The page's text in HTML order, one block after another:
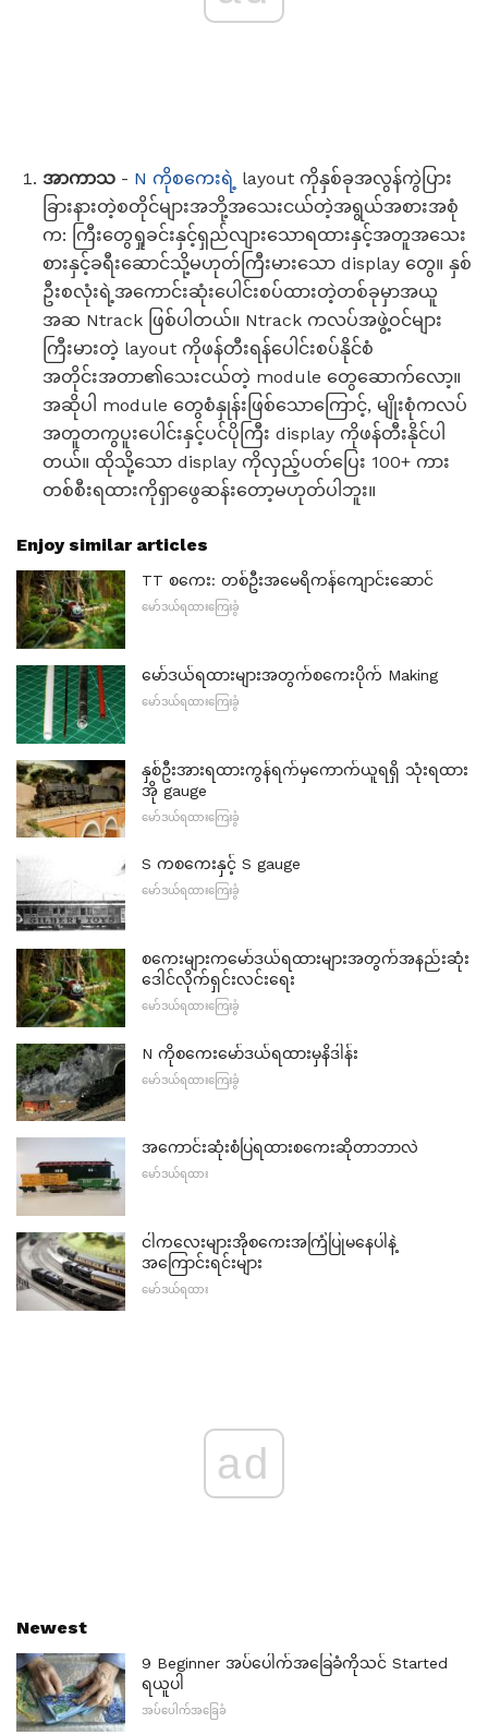
အာကာသ - N ကိုစကေးရဲ့ layout ကိုနှစ်ခုအလွန်ကွဲပြား
ခြားနားတဲ့စတိုင်များအဘို့အသေးငယ်တဲ့အရွယ်အစားအစုံ
က: ကြီးတွေရှုခင်းနှင့်ရှည်လျားသောရထားနှင့်အတူအသေး
စားနှင့်ခရီးဆောင်သို့မဟုတ်ကြီးမားသော display တွေ။ နှစ်
ဦးစလုံးရဲ့အကောင်းဆုံးပေါင်းစပ်ထားတဲ့တစ်ခုမှာအယူ
အဆ Ntrack ဖြစ်ပါတယ်။ Ntrack ကလပ်အဖွဲ့ဝင်များ
ကြီးမားတဲ့ layout ကိုဖန်တီးရန်ပေါင်းစပ်နိုင်စံ
အတိုင်းအတာ၏သေးငယ်တဲ့ module တွေဆောက်လော့။
အဆိုပါ module တွေစံနှုန်းဖြစ်သောကြောင့်, မျိုးစုံကလပ်
အတူတကွပူးပေါင်းနှင့်ပင်ပိုကြီး display ကိုဖန်တီးနိုင်ပါ
တယ်။ ထိုသို့သော display ကိုလှည့်ပတ်ပြေး 100+ ကား
တစ်စီးရထားကိုရှာဖွေဆန်းတော့မဟုတ်ပါဘူး။
Enjoy similar articles
TT စကေး: တစ်ဦးအမေရိကန်ကျောင်းဆောင်
မော်ဒယ်ရထားကြေးခွံ
မော်ဒယ်ရထားများအတွက်စကေးပိုက် Making
မော်ဒယ်ရထားကြေးခွံ
နှစ်ဦးအားရထားကွန်ရက်မှကောက်ယူရရှိ သုံးရထား
အို gauge
မော်ဒယ်ရထားကြေးခွံ
S ကစကေးနှင့် S gauge
မော်ဒယ်ရထားကြေးခွံ
စကေးများကမော်ဒယ်ရထားများအတွက်အနည်းဆုံး
ဒေါင်လိုက်ရှင်းလင်းရေး
မော်ဒယ်ရထားကြေးခွံ
N ကိုစကေးမော်ဒယ်ရထားမှနိဒါန်း
မော်ဒယ်ရထားကြေးခွံ
အကောင်းဆုံးစံပြရထားစကေးဆိုတာဘာလဲ
မော်ဒယ်ရထား
ငါကလေးများအိုစကေးအကြံပြုမနေပါနဲ့
အကြောင်းရင်းများ
မော်ဒယ်ရထား
ad
Newest
9 Beginner အပ်ပေါက်အခြေခံကိုသင် Started
ရယူပါ
အပ်ပေါက်အခြေခံ